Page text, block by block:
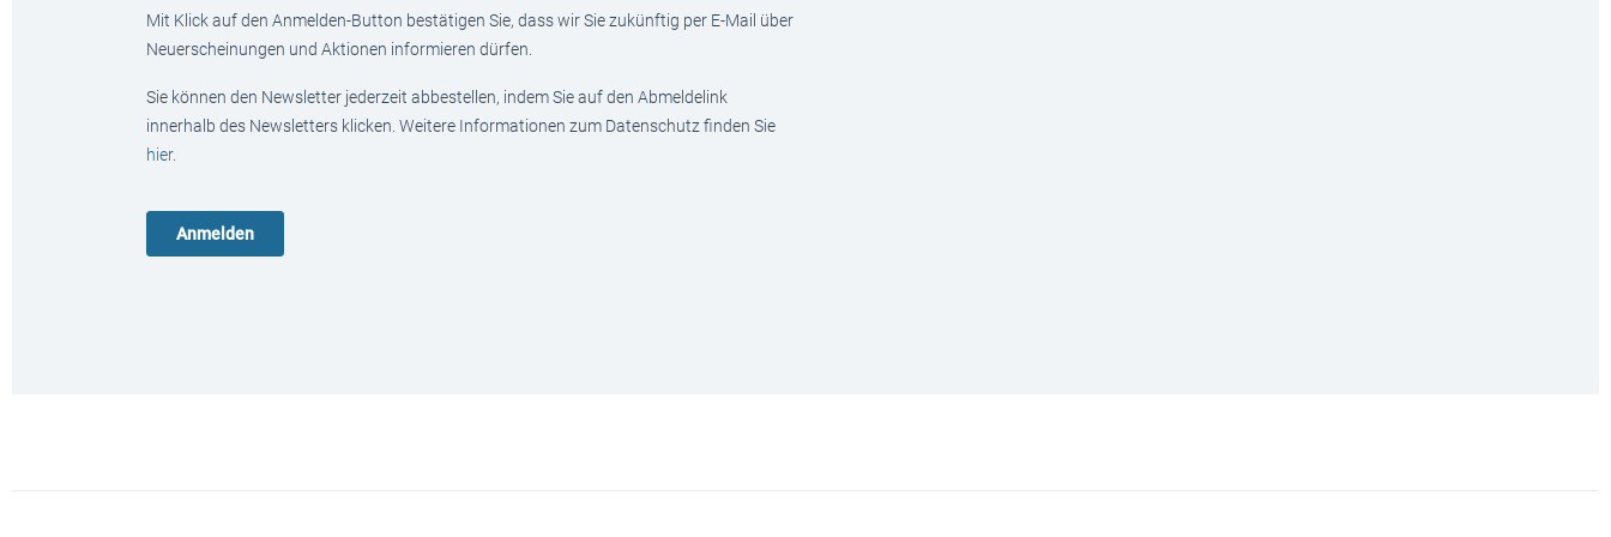
Mit Klick auf den Anmelden-Button bestätigen Sie, dass wir Sie zukünftig per E-Mail über
Neuerscheinungen und Aktionen informieren dürfen.
Sie können den Newsletter jederzeit abbestellen, indem Sie auf den Abmeldelink
innerhalb des Newsletters klicken. Weitere Informationen zum Datenschutz finden Sie
hier.